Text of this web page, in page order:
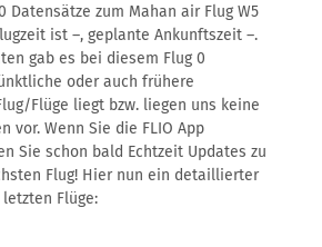
Datensätze zum Mahan air Flug W5
ist –, geplante Ankunftszeit –.
gab es bei diesem Flug 0
oder auch frühere
Flüge liegt bzw. liegen uns keine
vor. Wenn Sie die FLIO App
Sie schon bald Echtzeit Updates zu
Flug! Hier nun ein detaillierter
Flüge: